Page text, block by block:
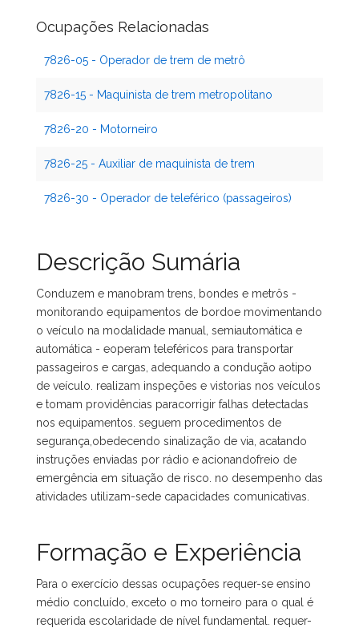
Ocupações Relacionadas
7826-05 - Operador de trem de metrô
7826-15 - Maquinista de trem metropolitano
7826-20 - Motorneiro
7826-25 - Auxiliar de maquinista de trem
7826-30 - Operador de teleférico (passageiros)
Descrição Sumária
Conduzem e manobram trens, bondes e metrôs -
monitorando equipamentos de bordoe movimentando
o veículo na modalidade manual, semiautomática e
automática - eoperam teleféricos para transportar
passageiros e cargas, adequando a condução aotipo
de veículo. realizam inspeções e vistorias nos veículos
e tomam providências paracorrigir falhas detectadas
nos equipamentos. seguem procedimentos de
segurança,obedecendo sinalização de via, acatando
instruções enviadas por rádio e acionandofreio de
emergência em situação de risco. no desempenho das
atividades utilizam-sede capacidades comunicativas.
Formação e Experiência
Para o exercício dessas ocupações requer-se ensino
médio concluído, exceto o mo torneiro para o qual é
requerida escolaridade de nível fundamental. requer-